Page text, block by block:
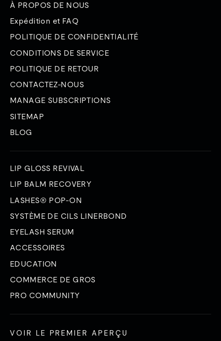
À PROPOS DE NOUS
Expédition et FAQ
POLITIQUE DE CONFIDENTIALITÉ
CONDITIONS DE SERVICE
POLITIQUE DE RETOUR
CONTACTEZ-NOUS
MANAGE SUBSCRIPTIONS
SITEMAP
BLOG
LIP GLOSS REVIVAL
LIP BALM RECOVERY
LASHES® POP-ON
SYSTÈME DE CILS LINERBOND
EYELASH SERUM
ACCESSOIRES
EDUCATION
COMMERCE DE GROS
PRO COMMUNITY
VOIR LE PREMIER APERÇU